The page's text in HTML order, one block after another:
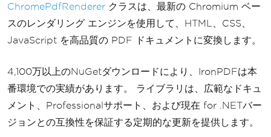
ChromePdfRenderer クラスは、最新の Chromium ベー
スのレンダリング エンジンを使用して、HTML、CSS、
JavaScript を高品質の PDF ドキュメントに変換します。
4,100万以上のNuGetダウンロードにより、IronPDFは本
番環境での実績があります。 ライブラリは、広範なドキュ
メント、Professionalサポート、および現在 for .NETバー
ジョンとの互換性を保証する定期的な更新を提供します。